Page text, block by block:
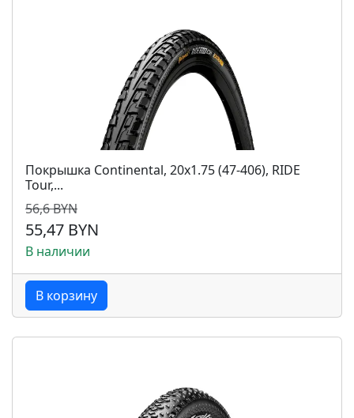
Покрышка Continental, 20x1.75 (47-406), RIDE
Tour,...
56,6 BYN
55,47 BYN
В наличии
В корзину